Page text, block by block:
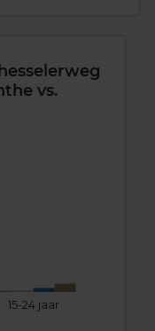
vs.
15-24 jaar